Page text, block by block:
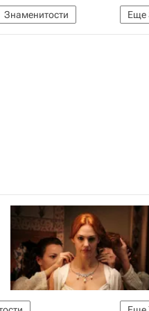
Еще
Знаменитости